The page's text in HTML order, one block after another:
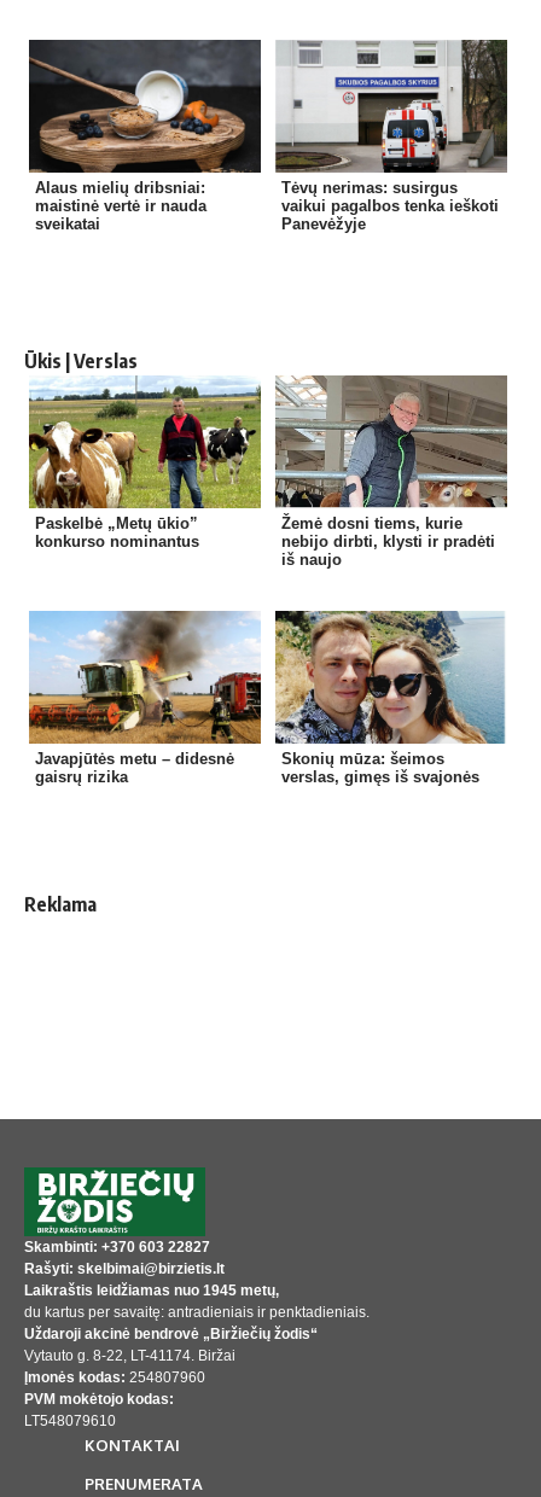
Alaus mielių dribsniai:
maistinė vertė ir nauda
sveikatai
Tėvų nerimas: susirgus
vaikui pagalbos tenka ieškoti
Panevėžyje
Ūkis | Verslas
Paskelbė „Metų ūkio”
konkurso nominantus
Žemė dosni tiems, kurie
nebijo dirbti, klysti ir pradėti
iš naujo
Javapjūtės metu – didesnė
gaisrų rizika
Skonių mūza: šeimos
verslas, gimęs iš svajonės
Reklama
Skambinti: +370 603 22827
Rašyti: skelbimai@birzietis.lt
Laikraštis leidžiamas nuo 1945 metų,
du kartus per savaitę: antradieniais ir penktadieniais.
Uždaroji akcinė bendrovė „Biržiečių žodis“
Vytauto g. 8-22, LT-41174. Biržai
Įmonės kodas: 254807960
PVM mokėtojo kodas:
LT548079610
KONTAKTAI
PRENUMERATA